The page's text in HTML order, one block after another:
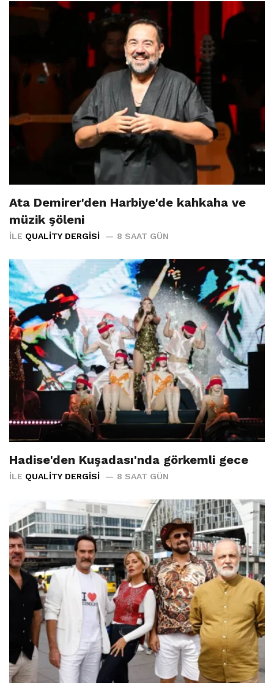
Ata Demirer'den Harbiye'de kahkaha ve
müzik şöleni
İLE QUALITY DERGISI 8 SAAT GÜN
Hadise'den Kuşadası'nda görkemli gece
İLE QUALITY DERGISI 8 SAAT GÜN